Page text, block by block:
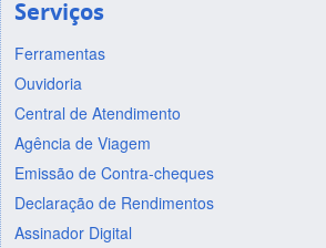
Serviços
Ferramentas
Ouvidoria
Central de Atendimento
Agência de Viagem
Emissão de Contra-cheques
Declaração de Rendimentos
Assinador Digital